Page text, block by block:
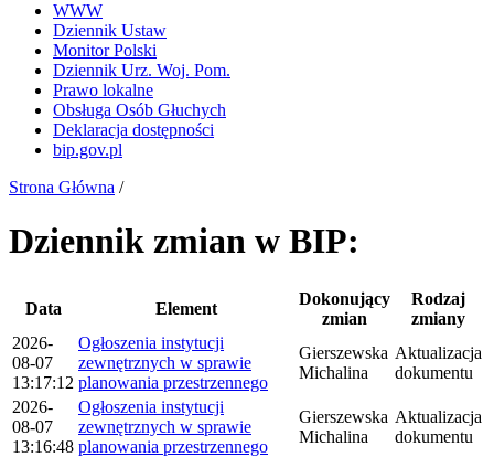
WWW
Dziennik Ustaw
Monitor Polski
Dziennik Urz. Woj. Pom.
Prawo lokalne
Obsługa Osób Głuchych
Deklaracja dostępności
bip.gov.pl
Strona Główna /
Dziennik zmian w BIP:
Data Element
Dokonujący
zmian
Rodzaj
zmiany
2026-
08-07
13:17:12
Ogłoszenia instytucji
zewnętrznych w sprawie
planowania przestrzennego
Gierszewska
Michalina
Aktualizacja
dokumentu
2026-
08-07
13:16:48
Ogłoszenia instytucji
zewnętrznych w sprawie
planowania przestrzennego
Gierszewska
Michalina
Aktualizacja
dokumentu